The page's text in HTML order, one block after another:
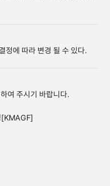
정에 따라 변경 될 수 있다.
여 주시기 바랍니다.
[KMAGF]